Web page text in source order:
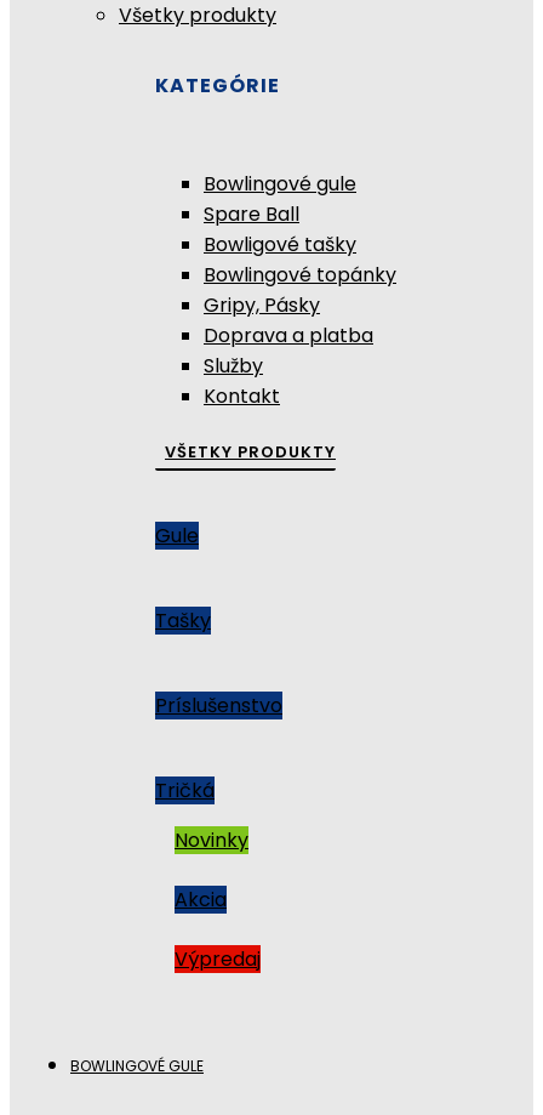
Všetky produkty
KATEGÓRIE
Bowlingové gule
Spare Ball
Bowligové tašky
Bowlingové topánky
Gripy, Pásky
Doprava a platba
Služby
Kontakt
VŠETKY PRODUKTY
Gule
Tašky
Príslušenstvo
Tričká
Novinky
Akcia
Výpredaj
BOWLINGOVÉ GULE